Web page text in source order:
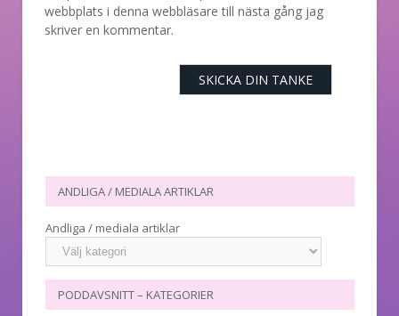
webbplats i denna webbläsare till nästa gång jag
skriver en kommentar.
ANDLIGA / MEDIALA ARTIKLAR
Andliga / mediala artiklar
PODDAVSNITT – KATEGORIER